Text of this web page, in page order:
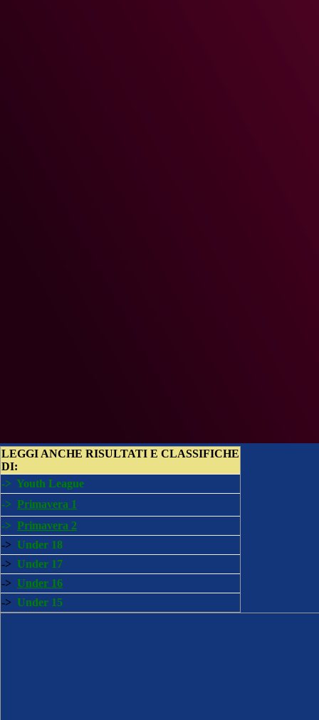
LEGGI ANCHE RISULTATI E CLASSIFICHE
DI:
-> Youth League
-> Primavera 1
-> Primavera 2
-> Under 18
-> Under 17
-> Under 16
-> Under 15